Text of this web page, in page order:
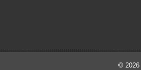
© 2026